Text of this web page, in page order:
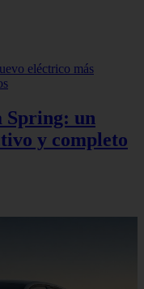
Spring: un
y completo